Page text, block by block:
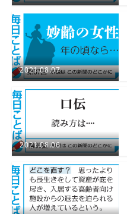
2021.08.07
2021.08.06